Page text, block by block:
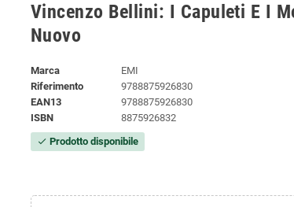
Vincenzo Bellini: I Capuleti E I
Nuovo
Marca
EMI
Riferimento
9788875926830
EAN13
9788875926830
ISBN
8875926832
check Prodotto disponibile